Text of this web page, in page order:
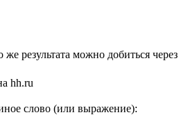
результата можно добиться
слово (или выражение):